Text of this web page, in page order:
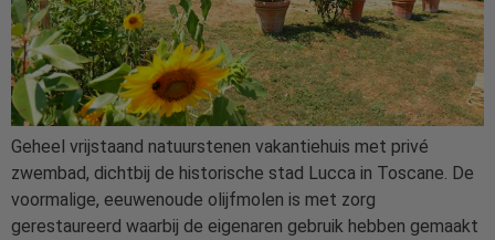
Geheel vrijstaand natuurstenen vakantiehuis met privé
zwembad, dichtbij de historische stad Lucca in Toscane. De
voormalige, eeuwenoude olijfmolen is met zorg
gerestaureerd waarbij de eigenaren gebruik hebben gemaakt